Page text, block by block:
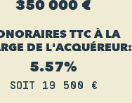
350 000 €
TTC À LA
DE L'ACQUÉREUR:
5.57%
SOIT 19 500 €